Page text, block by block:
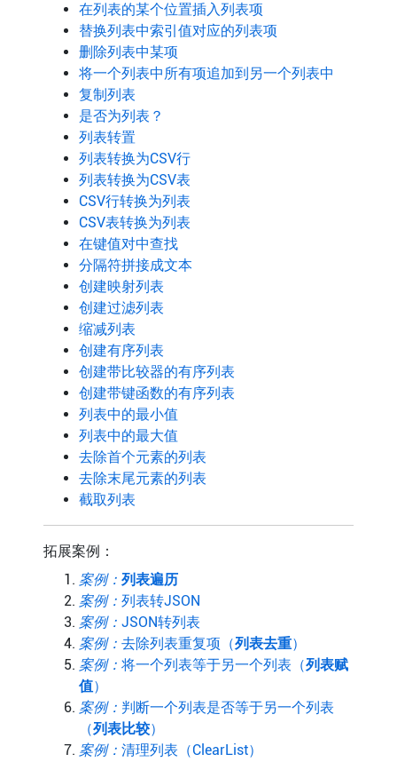
在列表的某个位置插入列表项
替换列表中索引值对应的列表项
删除列表中某项
将一个列表中所有项追加到另一个列表中
复制列表
是否为列表？
列表转置
列表转换为CSV行
列表转换为CSV表
CSV行转换为列表
CSV表转换为列表
在键值对中查找
分隔符拼接成文本
创建映射列表
创建过滤列表
缩减列表
创建有序列表
创建带比较器的有序列表
创建带键函数的有序列表
列表中的最小值
列表中的最大值
去除首个元素的列表
去除末尾元素的列表
截取列表
拓展案例：
案例： 列表遍历
案例： 列表转JSON
案例： JSON转列表
案例： 去除列表重复项（列表去重）
案例： 将一个列表等于另一个列表（列表赋
值）
案例： 判断一个列表是否等于另一个列表
（列表比较）
案例： 清理列表（ClearList）